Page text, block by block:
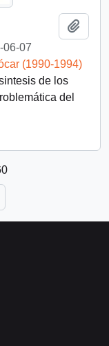
06-07
(1990-1994)
de los
del